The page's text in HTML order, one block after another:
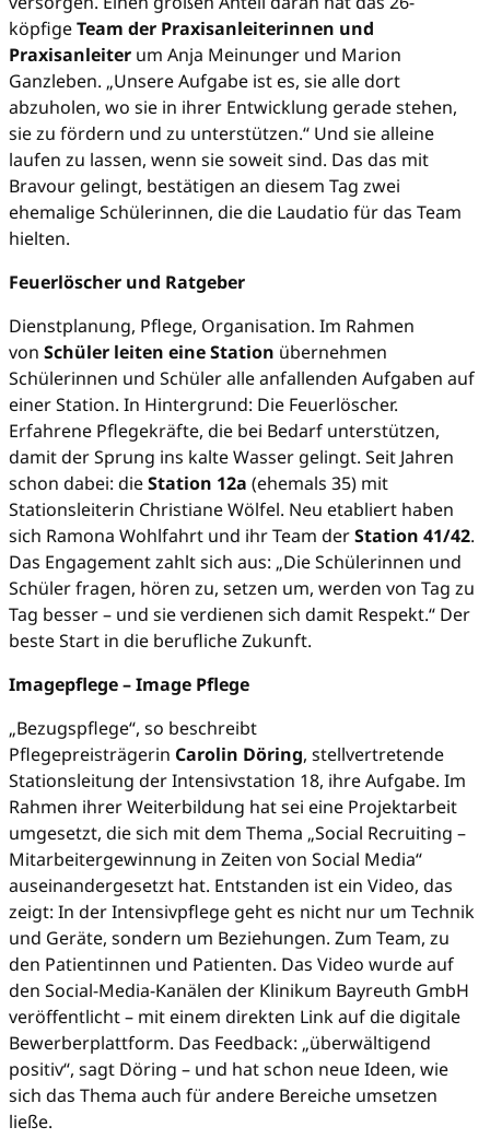
köpfigeTeam der Praxisanleiterinnen und
Praxisanleiter um Anja Meinunger und Marion
Ganzleben. „Unsere Aufgabe ist es, sie alle dort
abzuholen, wo sie in ihrer Entwicklung gerade stehen,
sie zu fördern und zu unterstützen.“ Und sie alleine
laufen zu lassen, wenn sie soweit sind. Das das mit
Bravour gelingt, bestätigen an diesem Tag zwei
ehemalige Schülerinnen, die die Laudatio für das Team
hielten.
Feuerlöscher und Ratgeber
Dienstplanung, Pflege, Organisation. Im Rahmen
von Schüler leiten eine Station übernehmen
Schülerinnen und Schüler alle anfallenden Aufgaben auf
einer Station. In Hintergrund: Die Feuerlöscher.
Erfahrene Pflegekräfte, die bei Bedarf unterstützen,
damit der Sprung ins kalte Wasser gelingt. Seit Jahren
schon dabei: dieStation 12a (ehemals 35) mit
Stationsleiterin Christiane Wölfel. Neu etabliert haben
sich Ramona Wohlfahrt und ihr Team derStation 41/42.
Das Engagement zahlt sich aus: „Die Schülerinnen und
Schüler fragen, hören zu, setzen um, werden von Tag zu
Tag besser – und sie verdienen sich damit Respekt.“ Der
beste Start in die berufliche Zukunft.
Imagepflege – Image Pflege
„Bezugspflege“, so beschreibt
Pflegepreisträgerin Carolin Döring, stellvertretende
Stationsleitung der Intensivstation 18, ihre Aufgabe. Im
Rahmen ihrer Weiterbildung hat sei eine Projektarbeit
umgesetzt, die sich mit dem Thema „Social Recruiting –
Mitarbeitergewinnung in Zeiten von Social Media“
auseinandergesetzt hat. Entstanden ist ein Video, das
zeigt: In der Intensivpflege geht es nicht nur um Technik
und Geräte, sondern um Beziehungen. Zum Team, zu
den Patientinnen und Patienten. Das Video wurde auf
den Social-Media-Kanälen der Klinikum Bayreuth GmbH
veröffentlicht – mit einem direkten Link auf die digitale
Bewerberplattform. Das Feedback: „überwältigend
positiv“, sagt Döring – und hat schon neue Ideen, wie
sich das Thema auch für andere Bereiche umsetzen
ließe.